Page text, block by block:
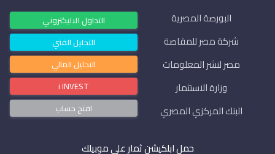
البورصة المصرية
شركة مصر للمقاصة
مصر لنشر المعلومات
وزارة الاستثمار
البنك المركزي المصري
التداول الاليكتروني
التحليل الفني
التحليل المالي
i INVEST
افتح حساب
حمل ابلكيشن ثمار علي موبيلك